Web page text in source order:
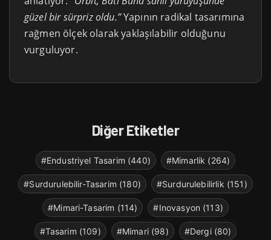
güzel bir sürpriz oldu.”Yapının radikal tasarımına
rağmen ölçek olarak yaklaşılabilir olduğunu
vurguluyor.
Diğer Etiketler
#Endustriyel Tasarim (440) #Mimarlik (264)
#Surdurulebilir-Tasarim (180) #Surdurulebilirlik (151)
#Mimari-Tasarim (114) #Inovasyon (113)
#Tasarim (109) #Mimari (98) #Dergi (80)